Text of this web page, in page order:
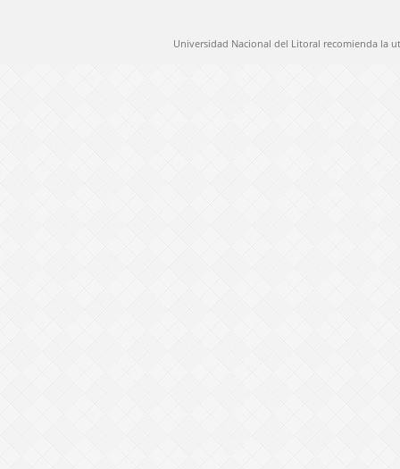
Universidad Nacional del Litoral recomienda la
@ 2012 Universidad